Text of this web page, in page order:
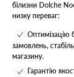
білизни Dolche
низку переваг:
Оптимізацію
замовлень,
магазину.
Гарантію